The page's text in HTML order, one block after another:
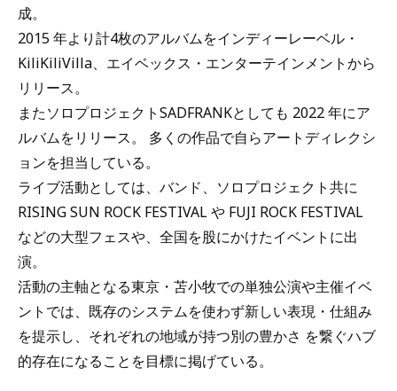
成。
2015 年より計4枚のアルバムをインディーレーベル・
KiliKiliVilla、エイベックス・エンターテインメントから
リリース。
またソロプロジェクトSADFRANKとしても 2022 年にア
ルバムをリリース。 多くの作品で自らアートディレクシ
ョンを担当している。
ライブ活動としては、バンド、ソロプロジェクト共に
RISING SUN ROCK FESTIVAL や FUJI ROCK FESTIVAL
などの大型フェスや、全国を股にかけたイベントに出
演。
活動の主軸となる東京・苫小牧での単独公演や主催イベ
ントでは、既存のシステムを使わず新しい表現・仕組み
を提示し、それぞれの地域が持つ別の豊かさ を繋ぐハブ
的存在になることを目標に掲げている。